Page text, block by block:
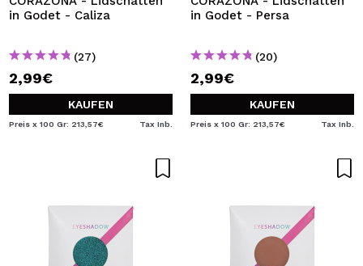
in Godet - Caliza
(27)
2,99€
KAUFEN
Preis x 100 Gr: 213,57€ Tax Inb.
in Godet - Persa
(20)
2,99€
KAUFEN
Preis x 100 Gr: 213,57€ Tax Inb.